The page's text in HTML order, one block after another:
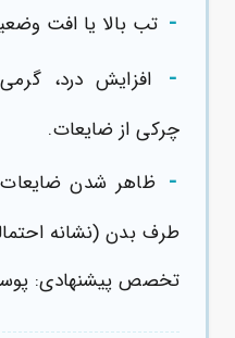
- تب بالا یا افت
-
افزایش درد،
چرکی از ضایعات.
- ظاهر شدن
طرف بدن (نشانه
تخصص پیشنهادی: